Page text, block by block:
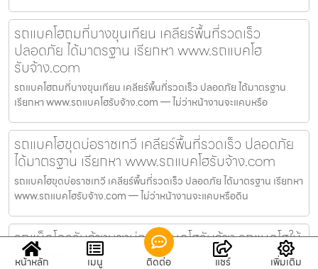
รถแบคโฮถมที่บางขุนเทียน เคลียร์พื้นที่รวดเร็ว
ปลอดภัย ได้มาตรฐาน เรียกหา www.รถแบคโฮ
รับจ้าง.com
รถแบคโฮถมที่บางขุนเทียน เคลียร์พื้นที่รวดเร็ว ปลอดภัย ได้มาตรฐาน
เรียกหา www.รถแบคโฮรับจ้าง.com — ไม่ว่าหน้างานจะแคบหรือ
รถแบคโฮขุดบ่อราชเทวี เคลียร์พื้นที่รวดเร็ว ปลอดภัย
ได้มาตรฐาน เรียกหา www.รถแบคโฮรับจ้าง.com
รถแบคโฮขุดบ่อราชเทวี เคลียร์พื้นที่รวดเร็ว ปลอดภัย ได้มาตรฐาน เรียกหา
www.รถแบคโฮรับจ้าง.com — ไม่ว่าหน้างานจะแคบหรือดิน
รถแม็คโครรับจ้างบางบ่อ รถแบคโฮรับจ้าง รถแบคโฮให้
เช่า ราคาถูก
หน้าหลัก เมนู ติดต่อ แชร์ เพิ่มเติม